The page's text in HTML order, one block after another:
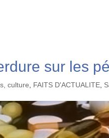
sur les
culture FAITS D'ACTUALITE